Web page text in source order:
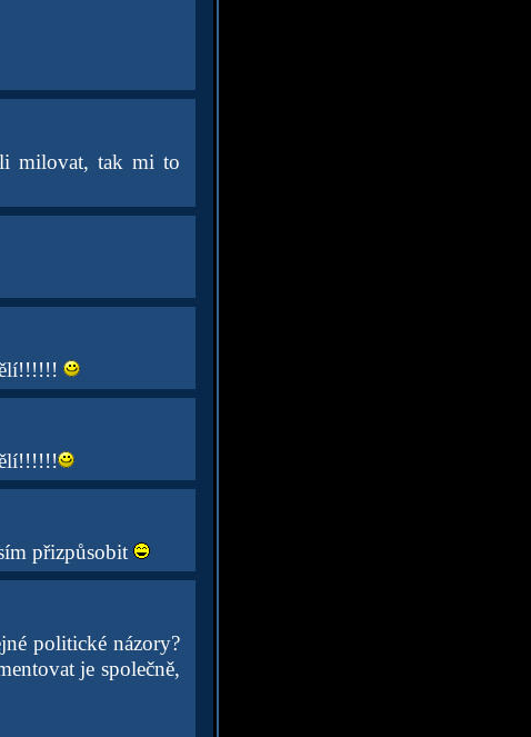
milovat, tak mi to
přizpůsobit
politické názory?
je společně,